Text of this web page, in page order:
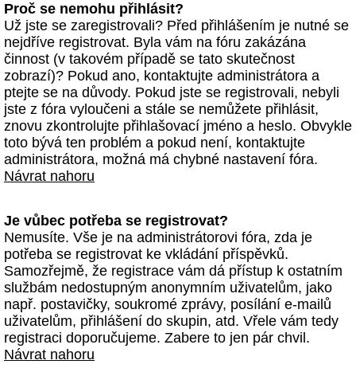
Proč se nemohu přihlásit?
Už jste se zaregistrovali? Před přihlášením je nutné se
nejdříve registrovat. Byla vám na fóru zakázána
činnost (v takovém případě se tato skutečnost
zobrazí)? Pokud ano, kontaktujte administrátora a
ptejte se na důvody. Pokud jste se registrovali, nebyli
jste z fóra vyloučeni a stále se nemůžete přihlásit,
znovu zkontrolujte přihlašovací jméno a heslo. Obvykle
toto bývá ten problém a pokud není, kontaktujte
administrátora, možná má chybné nastavení fóra.
Návrat nahoru
Je vůbec potřeba se registrovat?
Nemusíte. Vše je na administrátorovi fóra, zda je
potřeba se registrovat ke vkládání příspěvků.
Samozřejmě, že registrace vám dá přístup k ostatním
službám nedostupným anonymním uživatelům, jako
např. postavičky, soukromé zprávy, posílání e-mailů
uživatelům, přihlášení do skupin, atd. Vřele vám tedy
registraci doporučujeme. Zabere to jen pár chvil.
Návrat nahoru